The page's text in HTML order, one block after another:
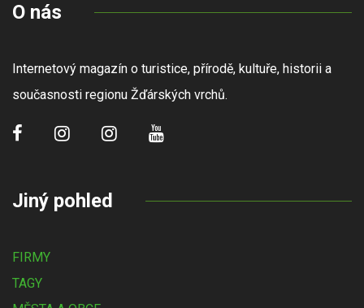
O nás
Internetový magazín o turistice, přírodě, kultuře, historii a
současnosti regionu Žďárských vrchů.
Jiný pohled
FIRMY
TAGY